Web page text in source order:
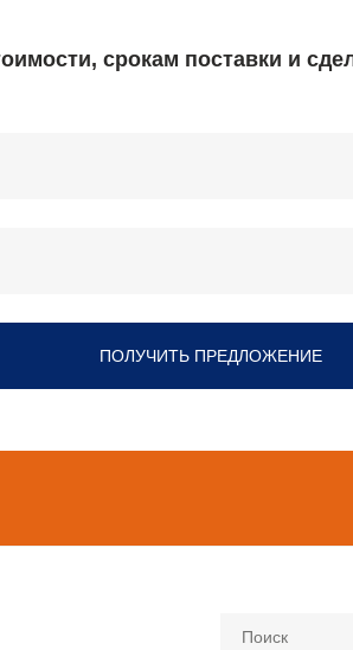
срокам поставки и
ПОЛУЧИТЬ ПРЕДЛОЖЕНИЕ
Поиск